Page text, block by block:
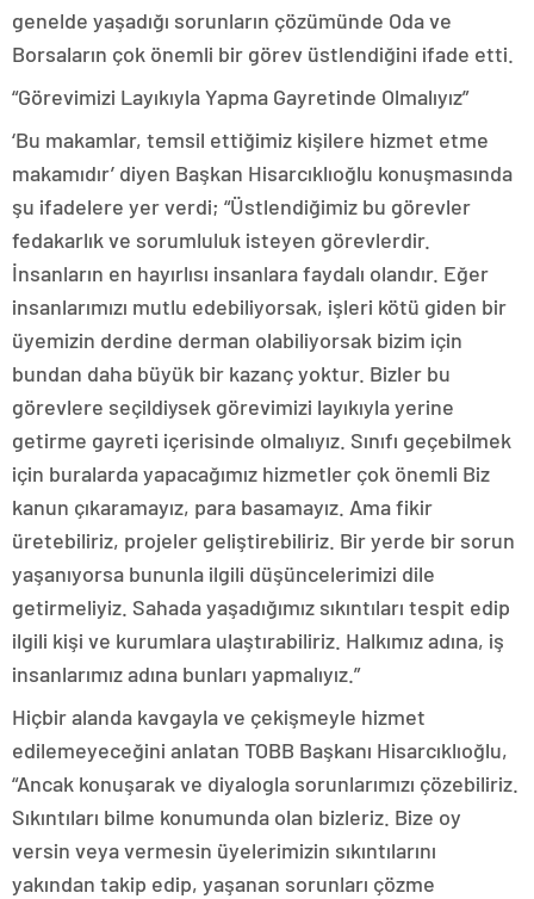
genelde yaşadığı sorunların çözümünde Oda ve
Borsaların çok önemli bir görev üstlendiğini ifade etti.
“Görevimizi Layıkıyla Yapma Gayretinde Olmalıyız”
‘Bu makamlar, temsil ettiğimiz kişilere hizmet etme
makamıdır’ diyen Başkan Hisarcıklıoğlu konuşmasında
şu ifadelere yer verdi; “Üstlendiğimiz bu görevler
fedakarlık ve sorumluluk isteyen görevlerdir.
İnsanların en hayırlısı insanlara faydalı olandır. Eğer
insanlarımızı mutlu edebiliyorsak, işleri kötü giden bir
üyemizin derdine derman olabiliyorsak bizim için
bundan daha büyük bir kazanç yoktur. Bizler bu
görevlere seçildiysek görevimizi layıkıyla yerine
getirme gayreti içerisinde olmalıyız. Sınıfı geçebilmek
için buralarda yapacağımız hizmetler çok önemli Biz
kanun çıkaramayız, para basamayız. Ama fikir
üretebiliriz, projeler geliştirebiliriz. Bir yerde bir sorun
yaşanıyorsa bununla ilgili düşüncelerimizi dile
getirmeliyiz. Sahada yaşadığımız sıkıntıları tespit edip
ilgili kişi ve kurumlara ulaştırabiliriz. Halkımız adına, iş
insanlarımız adına bunları yapmalıyız.”
Hiçbir alanda kavgayla ve çekişmeyle hizmet
edilemeyeceğini anlatan TOBB Başkanı Hisarcıklıoğlu,
“Ancak konuşarak ve diyalogla sorunlarımızı çözebiliriz.
Sıkıntıları bilme konumunda olan bizleriz. Bize oy
versin veya vermesin üyelerimizin sıkıntılarını
yakından takip edip, yaşanan sorunları çözme